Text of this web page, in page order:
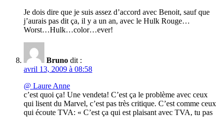
Je dois dire que je suis assez d’accord avec Benoit, sauf que
j’aurais pas dit ça, il y a un an, avec le Hulk Rouge…
Worst…Hulk…color…ever!
Bruno dit :
avril 13, 2009 à 08:58
@ Laure Anne
c’est quoi ça! Une vendeta! C’est ça le problème avec ceux
qui lisent du Marvel, c’est pas très critique. C’est comme ceux
qui écoute TVA: « C’est ça qui est plaisant avec TVA, tu pas